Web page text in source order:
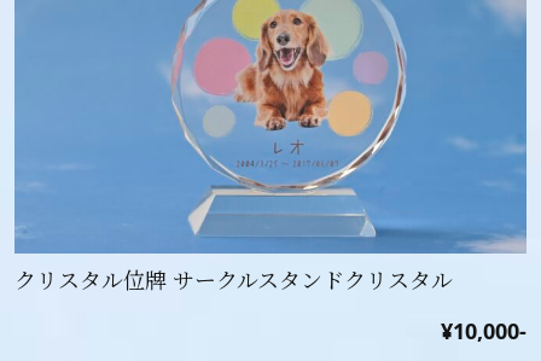
クリスタル位牌 サークルスタンドクリスタル
¥10,000-